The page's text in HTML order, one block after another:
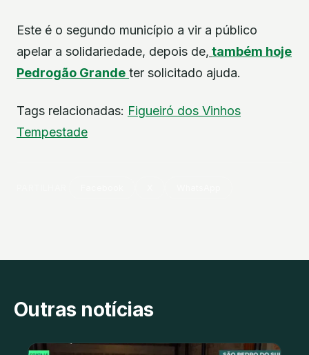
Este é o segundo município a vir a público
apelar a solidariedade, depois de, também hoje
Pedrogão Grande ter solicitado ajuda.
Tags relacionadas: Figueiró dos Vinhos
Tempestade
Outras notícias